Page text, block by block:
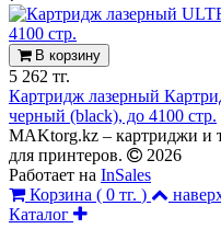
В корзину
5 262 тг.
Картридж лазерный
черный (black), до 4100 стр.
MAKtorg.kz – картриджи и
для принтеров.
2026
Работает на InSales
Корзина ( 0 тг. )
Каталог